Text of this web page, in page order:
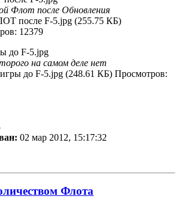
Флот после Обновления
после F-5.jpg (255.75 КБ)
12379
на самом деле нет
до F-5.jpg (248.61 КБ) Просмотров:
02 мар 2012, 15:17:32
Флота